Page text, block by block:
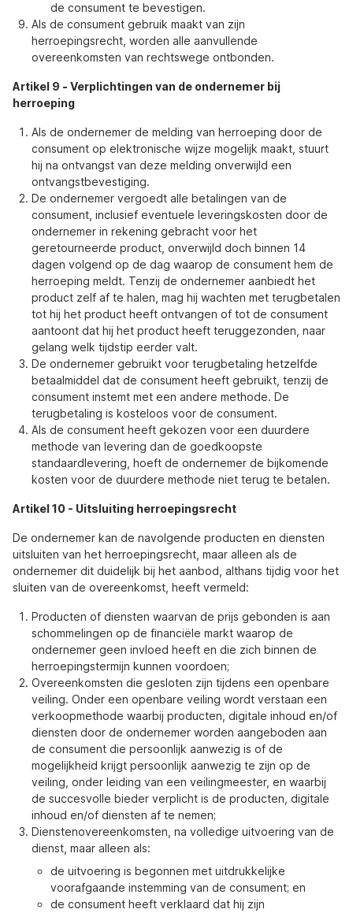
de consument te bevestigen.
Als de consument gebruik maakt van zijn
herroepingsrecht, worden alle aanvullende
overeenkomsten van rechtswege ontbonden.
Artikel 9 - Verplichtingen van de ondernemer bij
herroeping
Als de ondernemer de melding van herroeping door de
consument op elektronische wijze mogelijk maakt, stuurt
hij na ontvangst van deze melding onverwijld een
ontvangstbevestiging.
De ondernemer vergoedt alle betalingen van de
consument, inclusief eventuele leveringskosten door de
ondernemer in rekening gebracht voor het
geretourneerde product, onverwijld doch binnen 14
dagen volgend op de dag waarop de consument hem de
herroeping meldt. Tenzij de ondernemer aanbiedt het
product zelf af te halen, mag hij wachten met terugbetalen
tot hij het product heeft ontvangen of tot de consument
aantoont dat hij het product heeft teruggezonden, naar
gelang welk tijdstip eerder valt.
De ondernemer gebruikt voor terugbetaling hetzelfde
betaalmiddel dat de consument heeft gebruikt, tenzij de
consument instemt met een andere methode. De
terugbetaling is kosteloos voor de consument.
Als de consument heeft gekozen voor een duurdere
methode van levering dan de goedkoopste
standaardlevering, hoeft de ondernemer de bijkomende
kosten voor de duurdere methode niet terug te betalen.
Artikel 10 - Uitsluiting herroepingsrecht
De ondernemer kan de navolgende producten en diensten
uitsluiten van het herroepingsrecht, maar alleen als de
ondernemer dit duidelijk bij het aanbod, althans tijdig voor het
sluiten van de overeenkomst, heeft vermeld:
Producten of diensten waarvan de prijs gebonden is aan
schommelingen op de financiële markt waarop de
ondernemer geen invloed heeft en die zich binnen de
herroepingstermijn kunnen voordoen;
Overeenkomsten die gesloten zijn tijdens een openbare
veiling. Onder een openbare veiling wordt verstaan een
verkoopmethode waarbij producten, digitale inhoud en/of
diensten door de ondernemer worden aangeboden aan
de consument die persoonlijk aanwezig is of de
mogelijkheid krijgt persoonlijk aanwezig te zijn op de
veiling, onder leiding van een veilingmeester, en waarbij
de succesvolle bieder verplicht is de producten, digitale
inhoud en/of diensten af te nemen;
Dienstenovereenkomsten, na volledige uitvoering van de
dienst, maar alleen als:
de uitvoering is begonnen met uitdrukkelijke
voorafgaande instemming van de consument; en
de consument heeft verklaard dat hij zijn